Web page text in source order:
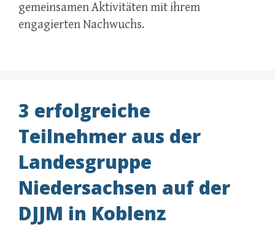
gemeinsamen Aktivitäten mit ihrem
engagierten Nachwuchs.
3 erfolgreiche
Teilnehmer aus der
Landesgruppe
Niedersachsen auf der
DJJM in Koblenz